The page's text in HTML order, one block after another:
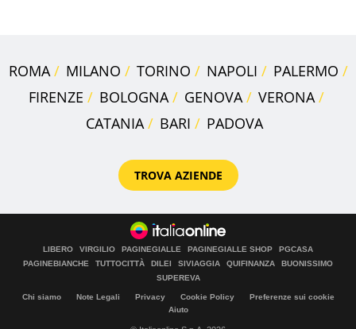
ROMA MILANO TORINO NAPOLI
PALERMO
FIRENZE
BOLOGNA GENOVA
VERONA
CATANIA
BARI PADOVA
TROVA AZIENDE
LIBERO VIRGILIO PAGINEGIALLE PAGINEGIALLE SHOP
PGCASA
PAGINEBIANCHE
TUTTOCITTÀ DILEI SIVIAGGIA QUIFINANZA
BUONISSIMO
SUPEREVA
Chi siamo Note Legali Privacy Cookie Policy
Preferenze sui cookie
Aiuto